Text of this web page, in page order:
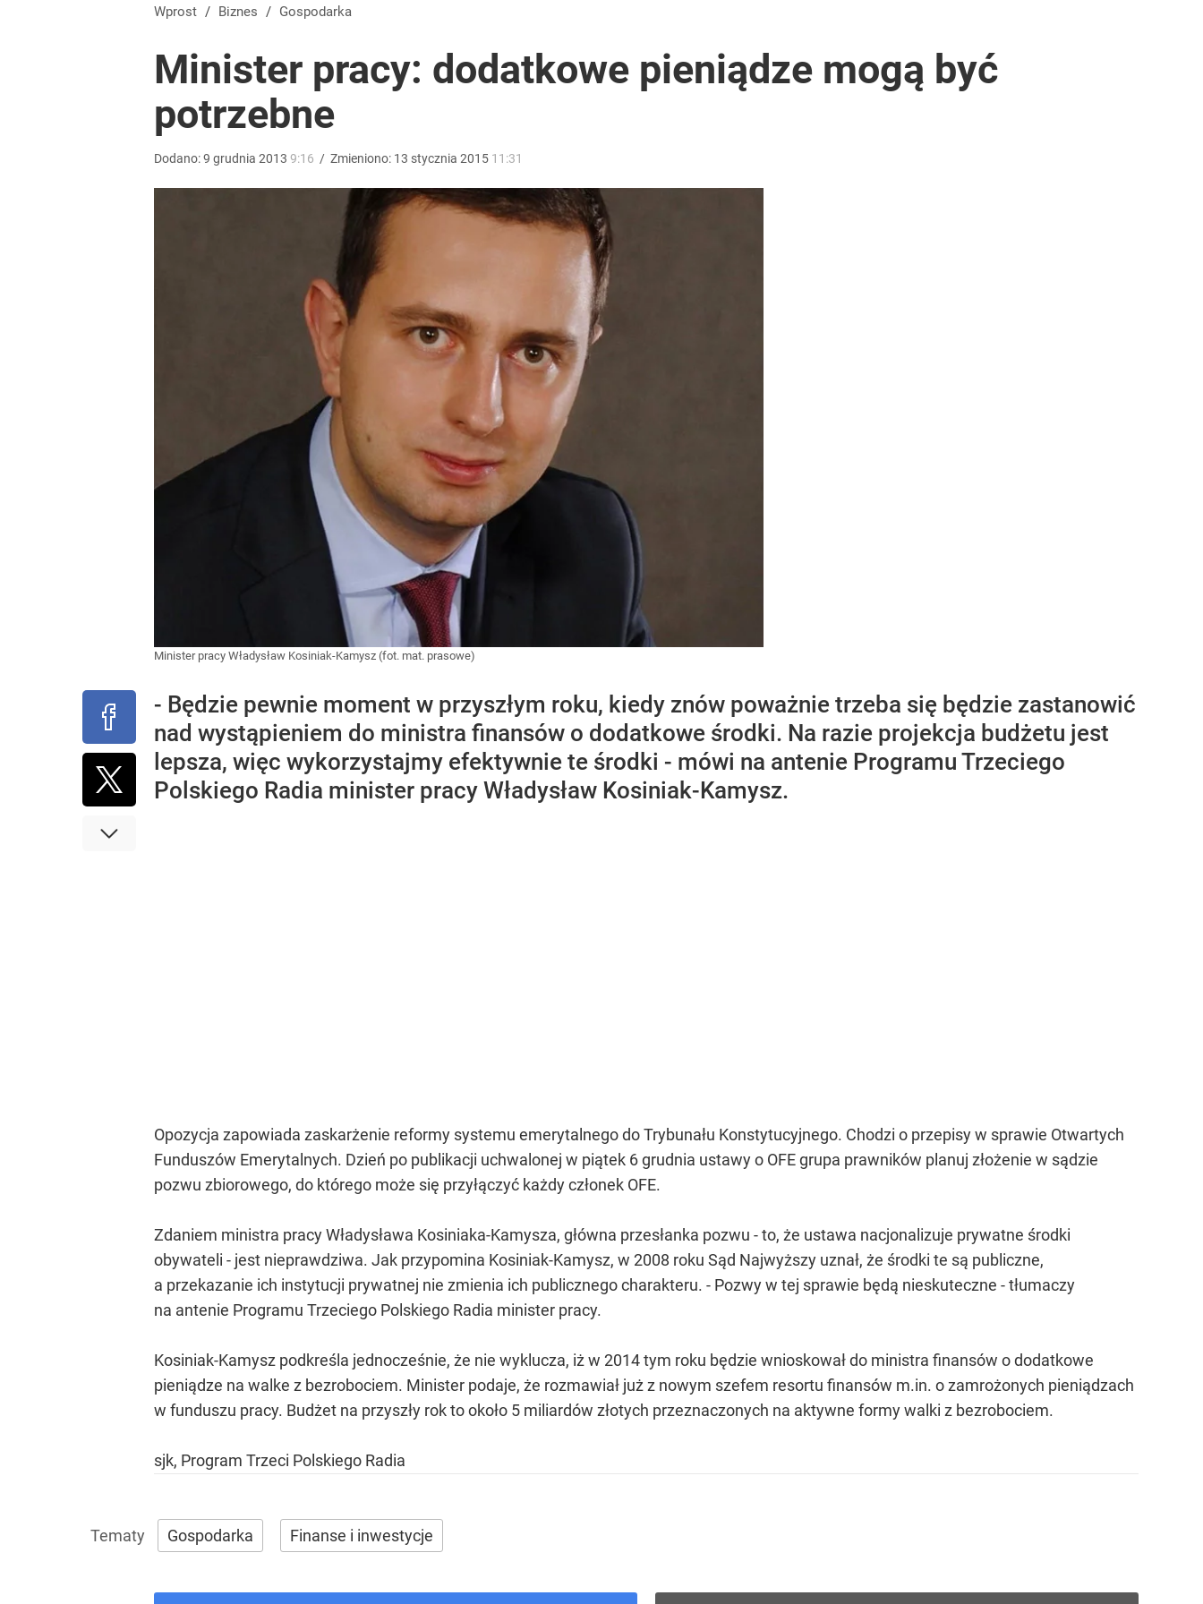
Tajemnica paragonów grozy. Tak restauratorzy manipulują cenami nad morzem
Bezrobocie w Polsce. Takiej sytuacji nie było od pół roku
Złoty na plusie. Frank największym przegranym tygodnia
Wprost / Biznes / Gospodarka
Minister pracy: dodatkowe pieniądze mogą być
potrzebne
Dodano:9 grudnia 2013 9:16 / Zmieniono: 13 stycznia 2015 11:31
Minister pracy Władysław Kosiniak-Kamysz (fot. mat. prasowe)
- Będzie pewnie moment w przyszłym roku, kiedy znów poważnie trzeba się będzie zastanowić
nad wystąpieniem do ministra finansów o dodatkowe środki. Na razie projekcja budżetu jest
lepsza, więc wykorzystajmy efektywnie te środki - mówi na antenie Programu Trzeciego
Polskiego Radia minister pracy Władysław Kosiniak-Kamysz.
Opozycja zapowiada zaskarżenie reformy systemu emerytalnego do Trybunału Konstytucyjnego. Chodzi o przepisy w sprawie Otwartych
Funduszów Emerytalnych. Dzień po publikacji uchwalonej w piątek 6 grudnia ustawy o OFE grupa prawników planuj złożenie w sądzie
pozwu zbiorowego, do którego może się przyłączyć każdy członek OFE.
Zdaniem ministra pracy Władysława Kosiniaka-Kamysza, główna przesłanka pozwu - to, że ustawa nacjonalizuje prywatne środki
obywateli - jest nieprawdziwa. Jak przypomina Kosiniak-Kamysz, w 2008 roku Sąd Najwyższy uznał, że środki te są publiczne,
a przekazanie ich instytucji prywatnej nie zmienia ich publicznego charakteru. - Pozwy w tej sprawie będą nieskuteczne - tłumaczy
na antenie Programu Trzeciego Polskiego Radia minister pracy.
Kosiniak-Kamysz podkreśla jednocześnie, że nie wyklucza, iż w 2014 tym roku będzie wnioskował do ministra finansów o dodatkowe
pieniądze na walke z bezrobociem. Minister podaje, że rozmawiał już z nowym szefem resortu finansów m.in. o zamrożonych pieniądzach
w funduszu pracy. Budżet na przyszły rok to około 5 miliardów złotych przeznaczonych na aktywne formy walki z bezrobociem.
sjk, Program Trzeci Polskiego Radia
Gospodarka Finanse i inwestycje